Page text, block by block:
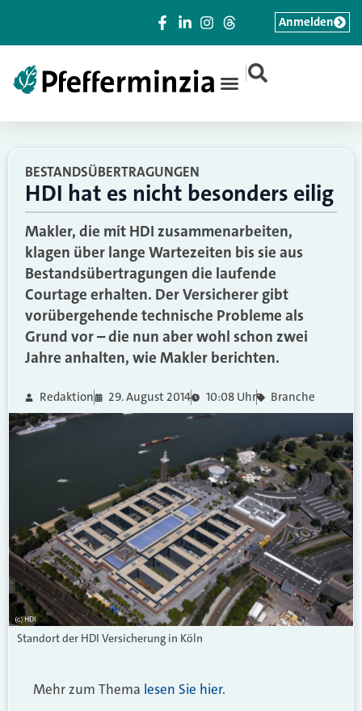
|
Anmelden
BESTANDSÜBERTRAGUNGEN
HDI hat es nicht besonders eilig
Makler, die mit HDI zusammenarbeiten,
klagen über lange Wartezeiten bis sie aus
Bestandsübertragungen die laufende
Courtage erhalten. Der Versicherer gibt
vorübergehende technische Probleme als
Grund vor – die nun aber wohl schon zwei
Jahre anhalten, wie Makler berichten.
Redaktion 29. August 2014 10:08 Uhr Branche
Standort der HDI Versicherung in Köln
Mehr zum Thema lesen Sie hier.